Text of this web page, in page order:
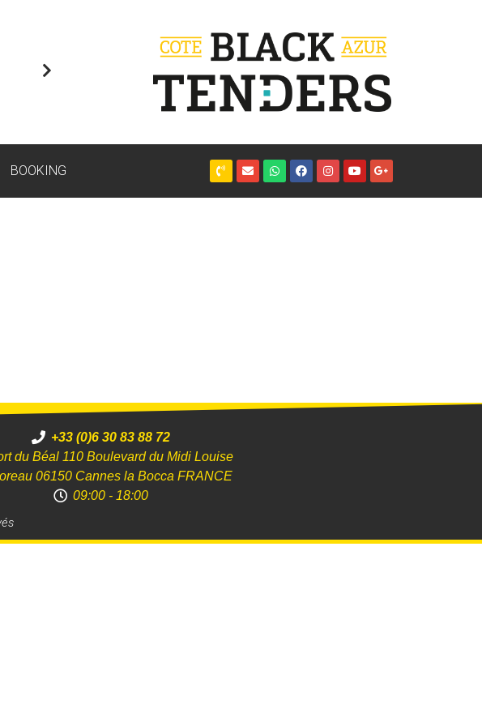
BOOKING
+33 (0)6 30 83 88 72
du Béal 110 Boulevard du Midi Louise
06150 Cannes la Bocca FRANCE
09:00 - 18:00